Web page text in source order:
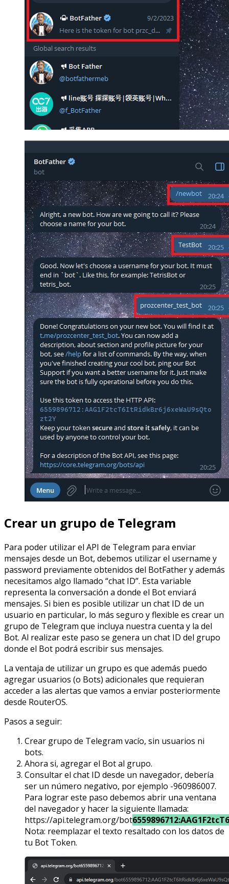
Crear un grupo de Telegram
Para poder utilizar el API de Telegram para enviar
mensajes desde un Bot, debemos utilizar el username y
password previamente obtenidos del BotFather y además
necesitamos algo llamado “chat ID”. Esta variable
representa la conversación a donde el Bot enviará
mensajes. Si bien es posible utilizar un chat ID de un
usuario en particular, lo más seguro y flexible es crear un
grupo de Telegram que incluya nuestra cuenta y la del
Bot. Al realizar este paso se genera un chat ID del grupo
donde el Bot podrá escribir sus mensajes.
La ventaja de utilizar un grupo es que además puedo
agregar usuarios (o Bots) adicionales que requieran
acceder a las alertas que vamos a enviar posteriormente
desde RouterOS.
Pasos a seguir:
Crear grupo de Telegram vacío, sin usuarios ni
bots.
Ahora si, agregar el Bot al grupo.
Consultar el chat ID desde un navegador, debería
ser un número negativo, por ejemplo -960986007.
Para lograr este paso debemos abrir una ventana
del navegador y hacer la siguiente llamada:
https://api.telegram.org/bot
Nota: reemplazar el texto resaltado con los datos de
tu Bot Token.